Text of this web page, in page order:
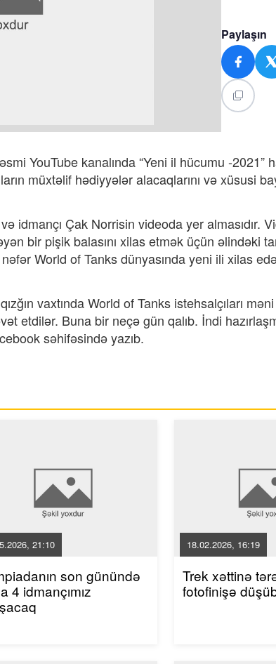
Paylaşın
YouTube kanalında “Yeni il hücumu -2021”
müxtəlif hədiyyələr alacaqlarını və xüsusi
idmançı Çak Norrisin videoda yer almasıdır.
bir pişik balasını xilas etmək üçün əlindəki
World of Tanks dünyasında yeni ili xilas
vaxtında World of Tanks istehsalçıları
etdilər. Buna bir neçə gün qalıb. İndi
səhifəsində yazıb.
21:10
son günündə
4 idmançımız
18.02.2026, 16:19
Trek xəttinə
fotofinişə